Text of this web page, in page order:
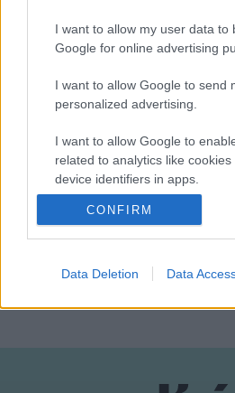
I want to allow my user data to
Google for online advertising
I want to allow Google to send
personalized advertising.
I want to allow Google to
related to analytics like
device identifiers in apps.
I want to allow Google to
I want to allow Google to
CONFIRM
Data Deletion Data
szánt ?Bors néni, bors!? c. előadás
rendezésében, Oláh Zsuzsával a
(Készítette: Horváth Anna)
HÍREK
MEGOSZTÁS